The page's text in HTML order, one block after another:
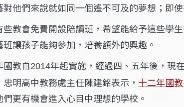
對他們來說就如同一個遙不可及的夢想；即
些教會免費開設陪讀班，希望能給予這些學
班讓孩子能夠參加，培養額外的興趣。
國教自2014年起實施，經過四、五年後，現
忠明高中教務處主任陳建銘表示， 十二年國
更有機會進入心目中理想的學校。